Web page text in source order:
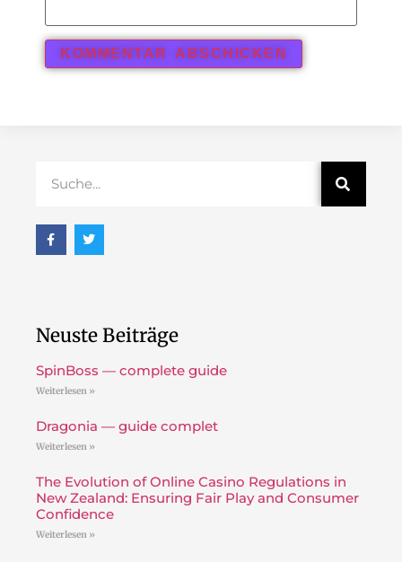
Neuste Beiträge
SpinBoss — complete guide
Weiterlesen »
Dragonia — guide complet
Weiterlesen »
The Evolution of Online Casino Regulations in
New Zealand: Ensuring Fair Play and Consumer
Confidence
Weiterlesen »